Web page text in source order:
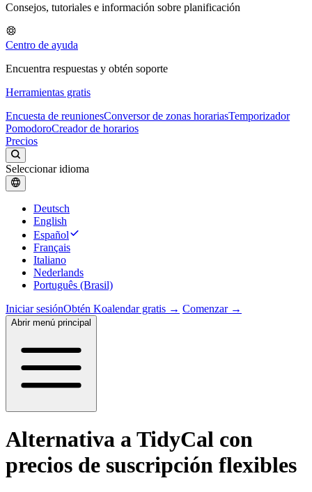
Consejos, tutoriales e información sobre planificación
Centro de ayuda
Encuentra respuestas y obtén soporte
Herramientas gratis
Encuesta de reunionesConversor de zonas horariasTemporizador
PomodoroCreador de horarios
Precios
Seleccionar idioma
Deutsch
English
Español
Français
Italiano
Nederlands
Português (Brasil)
Iniciar sesiónObtén Koalendar gratis → Comenzar →
Abrir menú principal
Alternativa a TidyCal con
precios de suscripción flexibles